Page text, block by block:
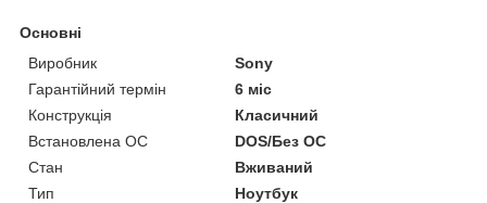
Основні
Виробник
Sony
Гарантійний термін
6 міс
Конструкція
Класичний
Встановлена ОС
DOS/Без ОС
Стан
Вживаний
Тип
Ноутбук